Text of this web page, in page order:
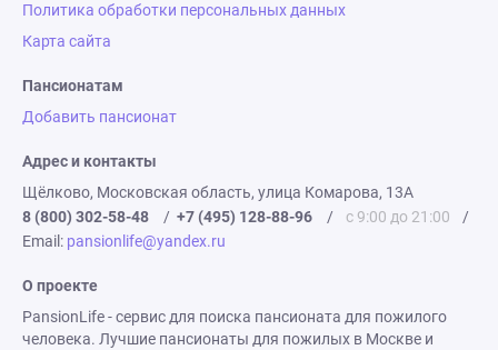
Политика обработки персональных данных
Карта сайта
Пансионатам
Добавить пансионат
Адрес и контакты
Щёлково, Московская область, улица Комарова, 13А
8 (800) 302-58-48
/ +7 (495) 128-88-96 / с 9:00 до 21:00
/
Email: pansionlife@yandex.ru
О проекте
PansionLife - сервис для поиска пансионата для пожилого
человека. Лучшие пансионаты для пожилых в Москве и